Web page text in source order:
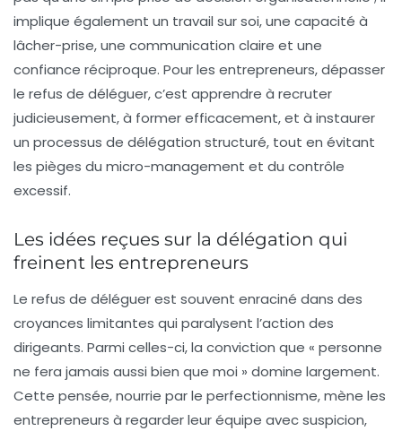
implique également un travail sur soi, une capacité à
lâcher-prise, une communication claire et une
confiance réciproque. Pour les entrepreneurs, dépasser
le refus de déléguer, c’est apprendre à recruter
judicieusement, à former efficacement, et à instaurer
un processus de délégation structuré, tout en évitant
les pièges du micro-management et du contrôle
excessif.
Les idées reçues sur la délégation qui
freinent les entrepreneurs
Le refus de déléguer est souvent enraciné dans des
croyances limitantes qui paralysent l’action des
dirigeants. Parmi celles-ci, la conviction que « personne
ne fera jamais aussi bien que moi » domine largement.
Cette pensée, nourrie par le perfectionnisme, mène les
entrepreneurs à regarder leur équipe avec suspicion,